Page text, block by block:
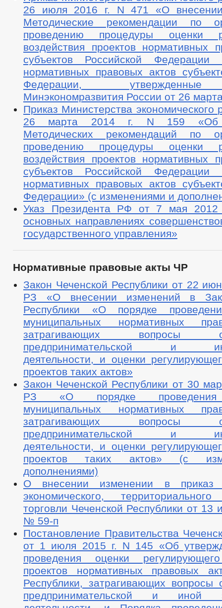
26 июля 2016 г. N 471 «О
Методические рекомендации по
проведению процедуры оценки
воздействия проектов нормативных
субъектов Российской Федерации
нормативных правовых актов
Федерации,
Минэкономразвития России от 26
Приказ Министерства экономического
26 марта 2014 г. N 159 «Об
Методических рекомендаций по
проведению процедуры оценки
воздействия проектов нормативных
субъектов Российской Федерации
нормативных правовых актов
Федерации» (с изменениями и
Указ Президента РФ от 7 мая
основных направлениях
государственного управления»
Нормативные правовые акты ЧР
Закон Чеченской Республики от 22
РЗ «О внесении изменений в
Республики «О порядке
муниципальных нормативных
затрагивающих вопросы
предпринимательской и
деятельности, и оценки
проектов таких актов»
Закон Чеченской Республики от 30
РЗ «О порядке проведения
муниципальных нормативных
затрагивающих вопросы
предпринимательской и
деятельности, и оценки
проектов таких актов» (с
дополнениями)
О внесении изменении в приказ
экономического,
торговли Чеченской Республики от 13
№ 59-п
Постановление Правительства
от 1 июля 2015 г. N 145 «Об
проведения оценки
проектов нормативных правовых
Республики, затрагивающих вопросы
предпринимательской и иной